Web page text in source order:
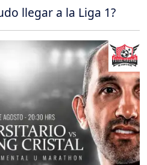
llegar a la Liga 1?